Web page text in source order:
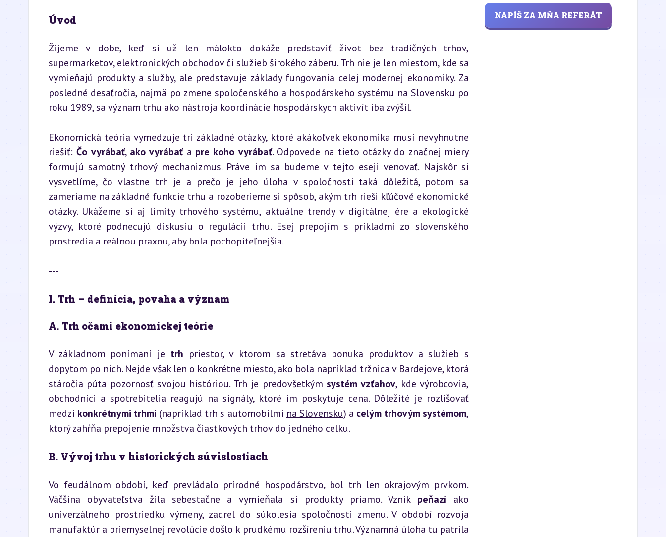
Úvod
Žijeme v dobe, keď si už len málokto dokáže predstaviť život bez tradičných trhov,
supermarketov, elektronických obchodov či služieb širokého záberu. Trh nie je len miestom, kde sa
vymieňajú produkty a služby, ale predstavuje základy fungovania celej modernej ekonomiky. Za
posledné desaťročia, najmä po zmene spoločenského a hospodárskeho systému na Slovensku po
roku 1989, sa význam trhu ako nástroja koordinácie hospodárskych aktivít iba zvýšil.
Ekonomická teória vymedzuje tri základné otázky, ktoré akákoľvek ekonomika musí nevyhnutne
riešiť: Čo vyrábať, ako vyrábať a pre koho vyrábať. Odpovede na tieto otázky do značnej miery
formujú samotný trhový mechanizmus. Práve im sa budeme v tejto eseji venovať. Najskôr si
vysvetlíme, čo vlastne trh je a prečo je jeho úloha v spoločnosti taká dôležitá, potom sa
zameriame na základné funkcie trhu a rozoberieme si spôsob, akým trh rieši kľúčové ekonomické
otázky. Ukážeme si aj limity trhového systému, aktuálne trendy v digitálnej ére a ekologické
výzvy, ktoré podnecujú diskusiu o regulácii trhu. Esej prepojím s príkladmi zo slovenského
prostredia a reálnou praxou, aby bola pochopiteľnejšia.
---
I. Trh – definícia, povaha a význam
A. Trh očami ekonomickej teórie
V základnom ponímaní je trh priestor, v ktorom sa stretáva ponuka produktov a služieb s
dopytom po nich. Nejde však len o konkrétne miesto, ako bola napríklad tržnica v Bardejove, ktorá
stáročia púta pozornosť svojou históriou. Trh je predovšetkým systém vzťahov, kde výrobcovia,
obchodníci a spotrebitelia reagujú na signály, ktoré im poskytuje cena. Dôležité je rozlišovať
medzi konkrétnymi trhmi (napríklad trh s automobilmi na Slovensku) a celým trhovým systémom,
ktorý zahŕňa prepojenie množstva čiastkových trhov do jedného celku.
B. Vývoj trhu v historických súvislostiach
Vo feudálnom období, keď prevládalo prírodné hospodárstvo, bol trh len okrajovým prvkom.
Väčšina obyvateľstva žila sebestačne a vymieňala si produkty priamo. Vznik peňazí ako
univerzálneho prostriedku výmeny, zadrel do súkolesia spoločnosti zmenu. V období rozvoja
NAPÍŠ ZA MŇA REFERÁT